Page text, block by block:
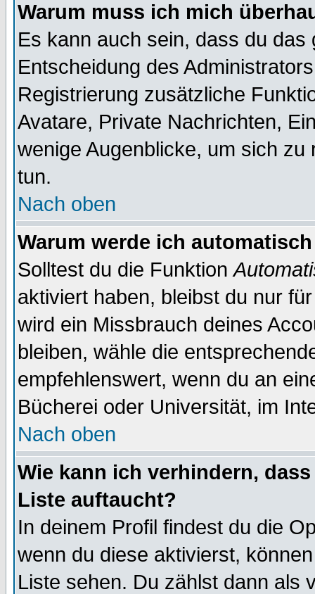
Warum muss ich mich
Es kann auch sein, dass du
Entscheidung des
Registrierung zusätzliche
Avatare, Private Nachrichten,
wenige Augenblicke, um sich
tun.
Nach oben
Warum werde ich
Solltest du die Funktion
aktiviert haben, bleibst du nur
wird ein Missbrauch deines
bleiben, wähle die
empfehlenswert, wenn du an
Bücherei oder Universität, im
Nach oben
Wie kann ich verhindern,
Liste auftaucht?
In deinem Profil findest du die
wenn du diese aktivierst,
Liste sehen. Du zählst dann als